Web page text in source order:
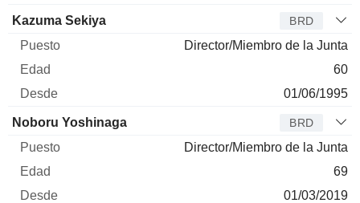
Kazuma Sekiya BRD
Director/Miembro de la Junta
60
01/06/1995
Noboru Yoshinaga BRD
Director/Miembro de la Junta
69
01/03/2019